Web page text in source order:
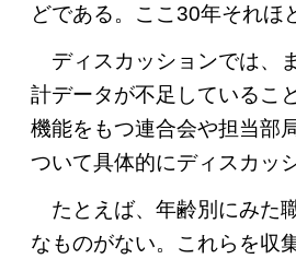
どである。ここ30年それほ
ディスカッションでは、
計データが不足しているこ
機能をもつ連合会や担当部
ついて具体的にディスカッ
たとえば、年齢別にみた
なものがない。これらを収